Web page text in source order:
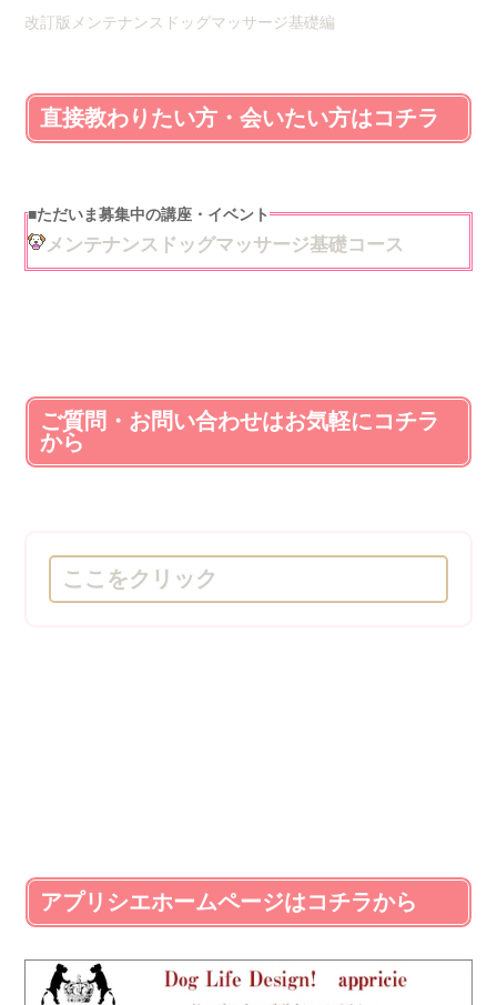
改訂版メンテナンスドッグマッサージ基礎編
直接教わりたい方・会いたい方はコチラ
■ただいま募集中の講座・イベント
メンテナンスドッグマッサージ基礎コース
ご質問・お問い合わせはお気軽にコチラ
から
ここをクリック
アプリシエホームページはコチラから